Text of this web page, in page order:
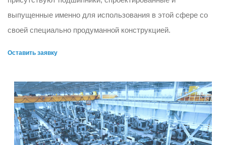
выпущенные именно для использования в этой сфере со
своей специально продуманной конструкцией.
Оставить заявку